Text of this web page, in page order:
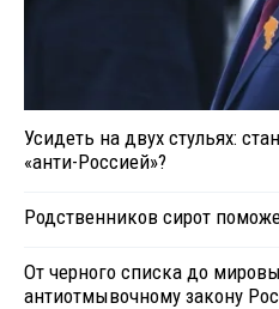
Усидеть на двух стульях:
«анти-Россией»?
Родственников сирот
От черного списка до
антиотмывочному закону